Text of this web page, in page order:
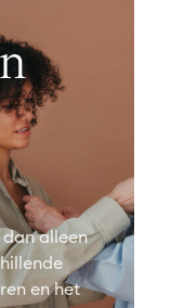
alleen
en het